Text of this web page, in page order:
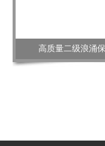
高质量二级浪涌